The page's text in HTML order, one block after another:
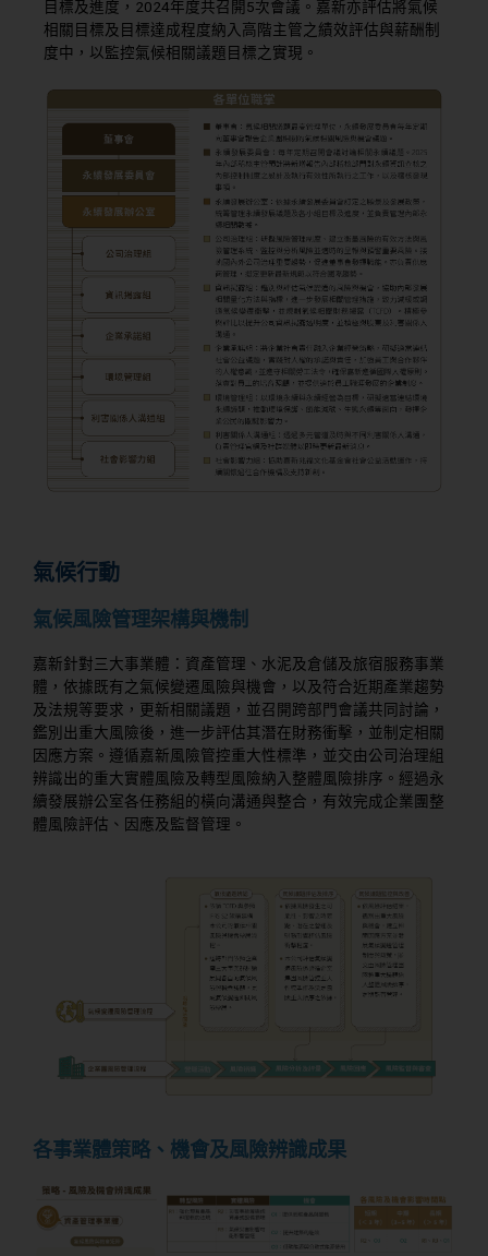
目標及進度，2024年度共召開5次會議。嘉新亦評估將氣候
相關目標及目標達成程度納入高階主管之績效評估與薪酬制
度中，以監控氣候相關議題目標之實現。
氣候行動
氣候風險管理架構與機制
嘉新針對三大事業體：資產管理、水泥及倉儲及旅宿服務事業
體，依據既有之氣候變遷風險與機會，以及符合近期產業趨勢
及法規等要求，更新相關議題，並召開跨部門會議共同討論，
鑑別出重大風險後，進一步評估其潛在財務衝擊，並制定相關
因應方案。遵循嘉新風險管控重大性標準，並交由公司治理組
辨識出的重大實體風險及轉型風險納入整體風險排序。經過永
續發展辦公室各任務組的橫向溝通與整合，有效完成企業團整
體風險評估、因應及監督管理。
各事業體策略、機會及風險辨識成果